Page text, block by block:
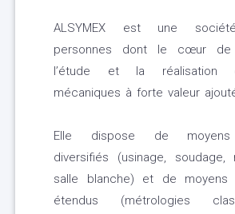
ALSYMEX est une
personnes dont le cœur
l’étude et la réalisation
mécaniques à forte valeur
Elle dispose de moyens
diversifiés (usinage, soudage,
salle blanche) et de moyens
étendus (métrologies